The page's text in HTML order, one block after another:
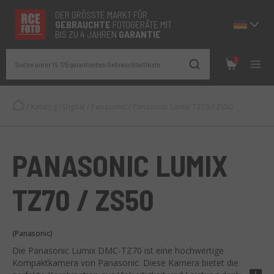
DER GRÖSSTE MARKT FÜR
GEBRAUCHTE FOTOGERÄTE MIT
BIS ZU 4 JAHREN GARANTIE
Suche unter 19.175 garantierten Gebrauchtartikeln
0
PANASONIC LUMIX
TZ70 / ZS50
(Panasonic)
Die Panasonic Lumix DMC-TZ70 ist eine hochwertige
Kompaktkamera von Panasonic. Diese Kamera bietet die